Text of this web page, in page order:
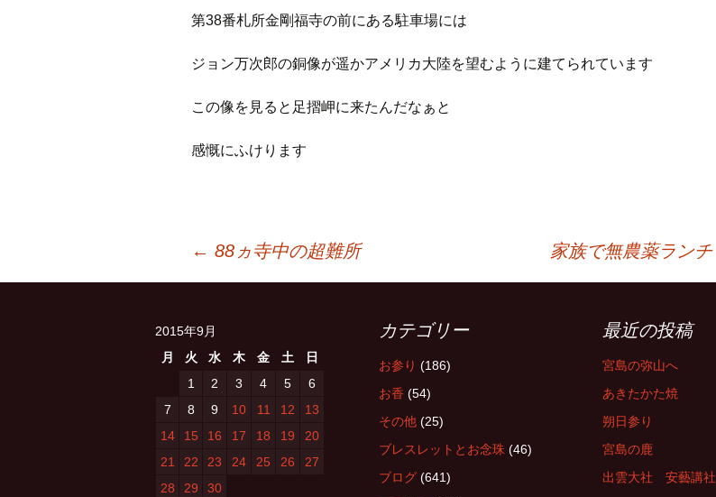
第38番札所金剛福寺の前にある駐車場には
ジョン万次郎の銅像が遥かアメリカ大陸を望むように建てられています
この像を見ると足摺岬に来たんだなぁと
感慨にふけります
← 88ヵ寺中の超難所 家族で無農薬ランチ
2015年9月
月
火 水 木 金 土
日
1
2 3 4 5
6
7
8 9 10 11 12
13
14
15 16 17 18 19
20
21
22 23 24 25 26
27
28
29
30
カテゴリー
お参り (186)
お香 (54)
その他 (25)
ブレスレットとお念珠 (46)
ブログ (641)
最近の投稿
宮島の弥山へ
あきたかた焼
朔日参り
宮島の鹿
出雲大社 安藝講社